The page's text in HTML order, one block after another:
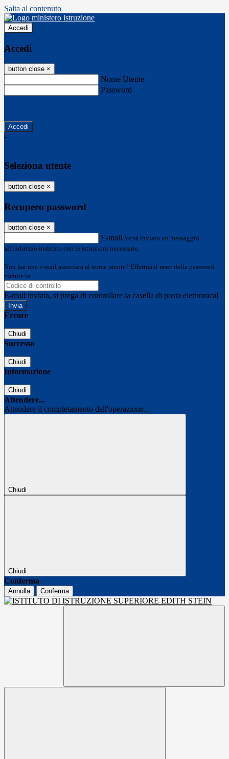
Salta al contenuto
Accedi
Accedi
button close ×
Nome Utente
Password
-
Seleziona utente
button close ×
Recupero password
button close ×
E-mail Verrà inviato un messaggio
all'indirizzo indicato con le istruzioni necessarie.
Non hai una e-mail associata al nome utente? Effettua il reset della password
tramite la
E-mail inviata, si prega di controllare la casella di posta elettronica!
Errore
Chiudi
Successo
Chiudi
Informazione
Chiudi
Attendere...
Attendere il completamento dell'operazione...
Chiudi
Chiudi
Conferma
Annulla Conferma